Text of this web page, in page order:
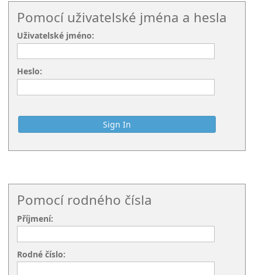
Pomocí uživatelské jména a hesla
Uživatelské jméno:
Heslo:
Pomocí rodného čísla
Příjmení:
Rodné číslo: